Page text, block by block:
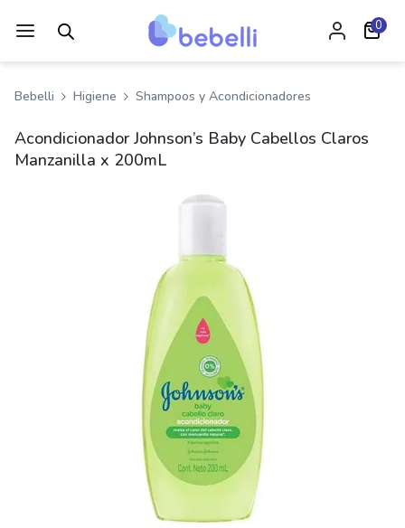
0
Bebelli Higiene Shampoos y Acondicionadores
Acondicionador Johnson’s Baby Cabellos Claros
Manzanilla x 200mL